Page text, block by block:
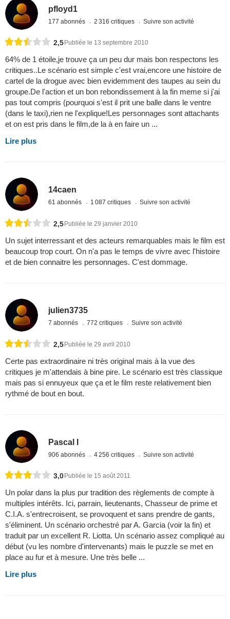
pfloyd1
177 abonnés 2 316 critiques Suivre son activité
2,5 Publiée le 13 septembre 2010
64% de 1 étoile,je trouve ça un peu dur mais bon respectons les
critiques..Le scénario est simple c'est vrai,encore une histoire de
cartel de la drogue avec bien evidemment des taupes au sein du
groupe.De l'action et un bon rebondissement à la fin meme si j'ai
pas tout compris (pourquoi s'est il prit une balle dans le ventre
(dans le taxi),rien ne l'explique!Les personnages sont attachants
et on est pris dans le film,de la à en faire un ...
Lire plus
14caen
61 abonnés 1 087 critiques Suivre son activité
2,5Publiée le 29 janvier 2010
Un sujet interressant et des acteurs remarquables mais le film est
beaucoup trop court. On n'a pas le temps de vivre avec l'histoire
et de bien connaitre les personnages. C'est dommage.
julien3735
7 abonnés 772 critiques Suivre son activité
2,5 Publiée le 29 avril 2010
Certe pas extraordinaire ni très original mais à la vue des
critiques je m'attendais à bine pire. Le scénario est très classique
mais pas si ennuyeux que ça et le film reste relativement bien
rythmé de bout en bout.
Pascal I
906 abonnés 4 256 critiques Suivre son activité
3,0 Publiée le 15 août 2011
Un polar dans la plus pur tradition des règlements de compte à
multiples intérêts. Ici, parrain, lieutenants, Chasseur de prime et
C.I.A. s'entrecroisent, se provoquent et sans prendre de gants,
s'éliminent. Un scénario orchestré par A. Garcia (voir la fin) et
traduit par un excellent R. Liotta. Un scénario assez compliqué au
début (vu les nombre d'intervenants) mais le puzzle se met en
place au fur et à mesure. Une très belle ...
Lire plus